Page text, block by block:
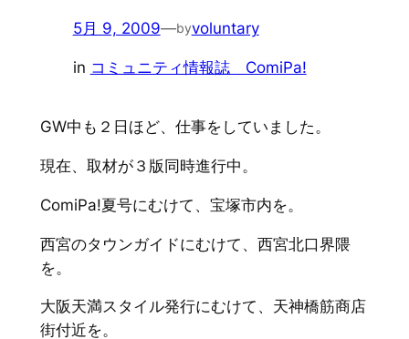
5月 9, 2009—byvoluntary
in コミュニティ情報誌 ComiPa!
GW中も２日ほど、仕事をしていました。
現在、取材が３版同時進行中。
ComiPa!夏号にむけて、宝塚市内を。
西宮のタウンガイドにむけて、西宮北口界隈
を。
大阪天満スタイル発行にむけて、天神橋筋商店
街付近を。